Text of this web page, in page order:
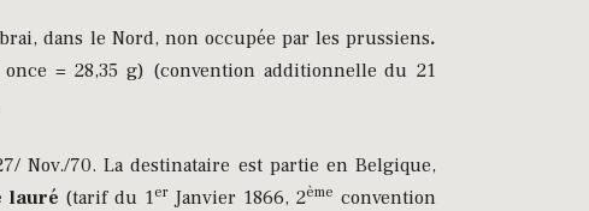
dans le Nord, non occupée par les prussiens.
= 28,35 g) (convention additionnelle du 21
Nov./70. La destinataire est partie en Belgique,
lauré (tarif du 1erJanvier 1866, 2ème convention